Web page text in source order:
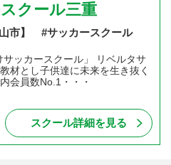
クール三重
山市】 #サッカースクール
サッカースクール」 リベルタサ
材とし子供達に未来を生き抜く
会員数No.1・・・
スクール詳細を見る